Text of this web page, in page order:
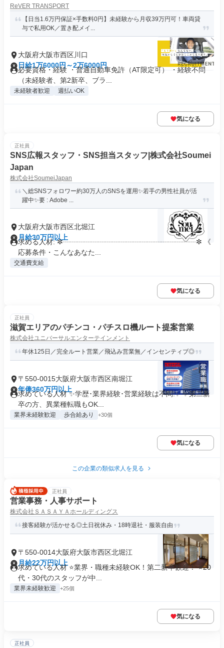
ReVER TRANSPORT
【日当1.6万円保証×手数料0円】未経験から月収39万円可！車両貸
与で私用OK／置き配メイ...
大阪府大阪市西区川口
日給1万6000円～2万6000円
必要資格・経験 ・普通自動車免許（AT限定可） ・経験不問
（未経験者、第2新卒、ブラ...
未経験者歓迎 週払いOK
気になる
正社員
SNS広報スタッフ・SNS担当スタッフ|株式会社Soumei
Japan
株式会社SoumeiJapan
＼総SNSフォロワー約30万人のSNSを運用✨若手の男性社員が活
躍中✨要 : Adobe ...
大阪府大阪市西区北堀江
月給30万円以上
求める人材: ✼┈┈┈┈┈┈┈┈┈┈┈┈┈┈┈┈┈┈┈✼ 《
応募条件・こんなあなた...
交通費支給
気になる
正社員
滋賀エリアのパチンコ・パチスロ機ルート提案営業
株式会社ユニバーサルエンターテインメント
年休125日／完全ルート営業／飛込み営業無／インセンティブ◎
〒550-0015大阪府大阪市西区南堀江
年俸360万円以上
求めている人材 ✨学歴･業界経験･営業経験は不問!✨ ✨第二新
卒の方、異業種転職もOK...
業界未経験歓迎 歩合給あり +30個
気になる
この企業の類似求人を見る
正社員
営業事務・人事サポート
株式会社ＳＡＳＡＹＡホールディングス
接客経験が活かせる◎土日祝休み・18時退社・服装自由
〒550-0014大阪府大阪市西区北堀江
月給22万円以上
求めている人材 ⭐業界・職種未経験OK！第二新卒歓迎！ ⭐20
代・30代のスタッフが中...
業界未経験歓迎 +25個
気になる
正社員